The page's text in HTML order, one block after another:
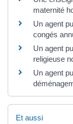
maternité
Un agent
congés
Un agent
religieuse
Un agent
Et aussi